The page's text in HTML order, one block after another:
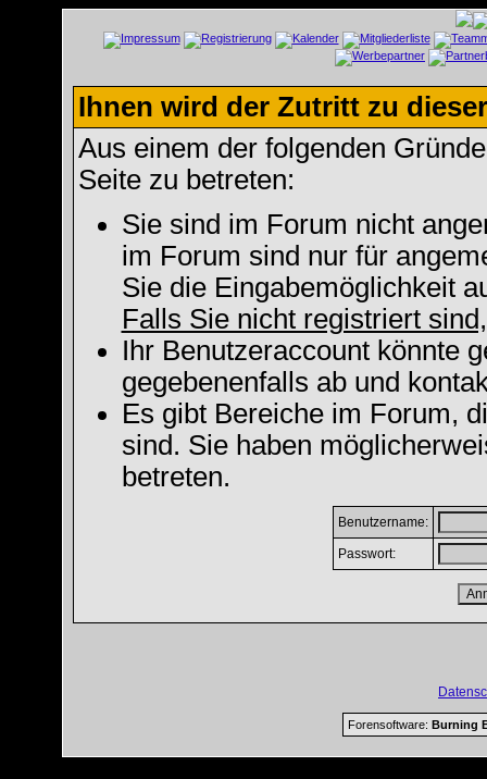
Ihnen wird der Zutritt zu
Aus einem der folgenden
Seite zu betreten:
Sie sind im Forum nicht
im Forum sind nur für
Sie die Eingabemöglichkeit
Falls Sie nicht registriert
Ihr Benutzeraccount könnte
gegebenenfalls ab und
Es gibt Bereiche im Forum,
sind. Sie haben
betreten.
Benutzername:
Passwort:
Forensoftware: Burning